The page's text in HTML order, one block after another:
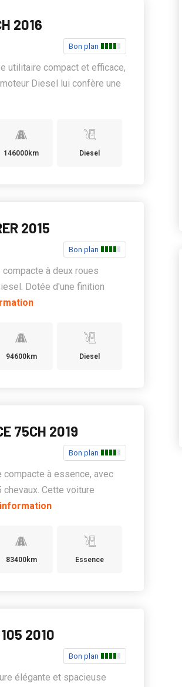
2016
Bon plan
utilitaire compact et efficace,
Diesel lui confère une
146000km Diesel
2015
Bon plan
à deux roues
Dotée d'une finition
94600km Diesel
75CH 2019
Bon plan
compacte à essence, avec
Cette voiture
83400km Essence
2010
Bon plan
élégante et spacieuse